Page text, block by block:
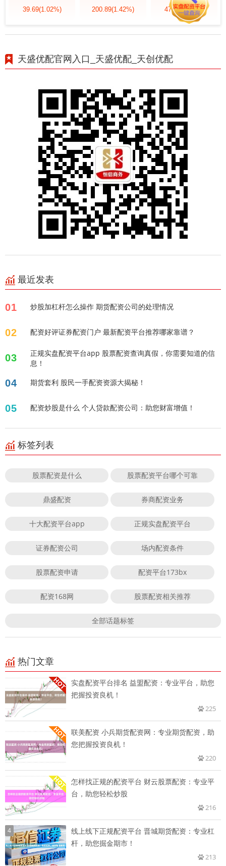
39.69(1.02%) 200.89(1.42%) 47.56(1.35%)
天盛优配官网入口_天盛优配_天创优配
最近发表
01 炒股加杠杆怎么操作 期货配资公司的处理情况
02 配资好评证券配资门户 最新配资平台推荐哪家靠谱？
03
正规实盘配资平台app 股票配资查询真假，你需要知道的信
息！
04 期货套利 股民一手配资资源大揭秘！
05 配资炒股是什么 个人贷款配资公司：助您财富增值！
标签列表
股票配资是什么 股票配资平台哪个可靠
鼎盛配资 券商配资业务
十大配资平台app 正规实盘配资平台
证券配资公司 场内配资条件
股票配资申请 配资平台173bx
配资168网 股票配资相关推荐
全部话题标签
热门文章
实盘配资平台排名 益盟配资：专业平台，助您
把握投资良机！
225
联美配资 小兵期货配资网：专业期货配资，助
您把握投资良机！
220
怎样找正规的配资平台 财云股票配资：专业平
台，助您轻松炒股
216
4
线上线下正规配资平台 晋城期货配资：专业杠
杆，助您掘金期市！
213